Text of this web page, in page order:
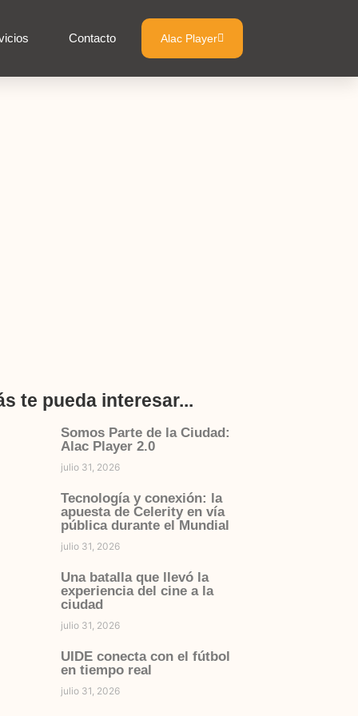
Contacto Alac Player
te pueda interesar...
Somos Parte de la Ciudad:
Alac Player 2.0
julio 31, 2026
Tecnología y conexión: la
apuesta de Celerity en vía
pública durante el Mundial
julio 31, 2026
Una batalla que llevó la
experiencia del cine a la
ciudad
julio 31, 2026
UIDE conecta con el fútbol
en tiempo real
julio 31, 2026